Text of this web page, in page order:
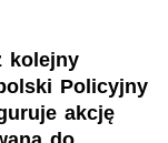
kolejny
Policyjny
akcję